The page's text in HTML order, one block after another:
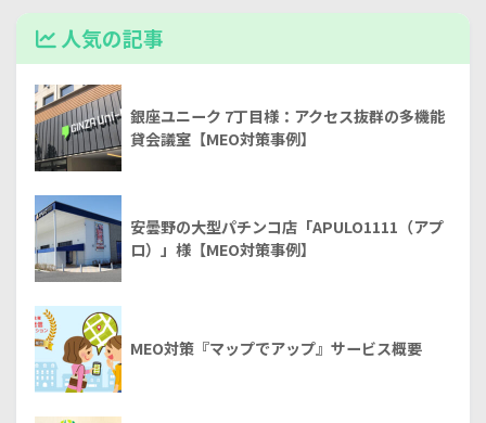
人気の記事
銀座ユニーク 7丁目様：アクセス抜群の多機能
貸会議室【MEO対策事例】
安曇野の大型パチンコ店「APULO1111（アプ
ロ）」様【MEO対策事例】
MEO対策『マップでアップ』サービス概要